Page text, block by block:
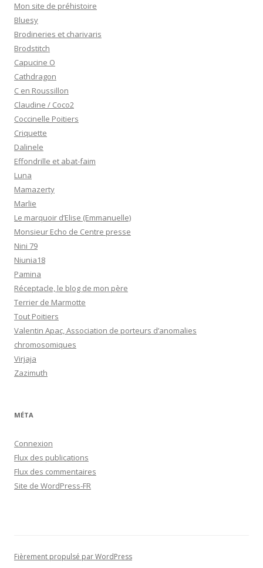
Mon site de préhistoire
Bluesy
Brodineries et charivaris
Brodstitch
Capucine O
Cathdragon
C en Roussillon
Claudine / Coco2
Coccinelle Poitiers
Criquette
Dalinele
Effondrille et abat-faim
Luna
Mamazerty
Marlie
Le marquoir d’Elise (Emmanuelle)
Monsieur Echo de Centre presse
Nini 79
Niunia18
Pamina
Réceptacle, le blog de mon père
Terrier de Marmotte
Tout Poitiers
Valentin Apac, Association de porteurs d’anomalies
chromosomiques
Virjaja
Zazimuth
MÉTA
Connexion
Flux des publications
Flux des commentaires
Site de WordPress-FR
Fièrement propulsé par WordPress